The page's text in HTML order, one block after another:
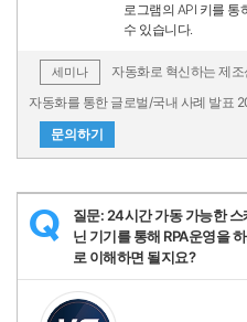
로그램의 API 키를 통
수 있습니다.
세미나
자동화로 혁신하는 제
자동화를 통한 글로벌/국내 사례 발표
문의하기
Q
질문: 24시간 가동 가능한
닌 기기를 통해 RPA운영을
로 이해하면 될지요?